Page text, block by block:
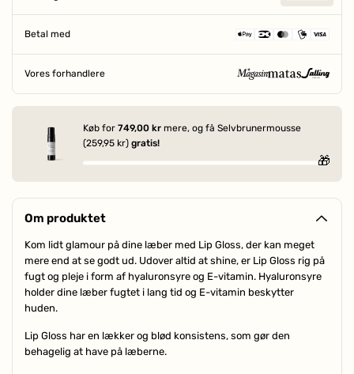
Om produktet
Kom lidt glamour på dine læber med Lip Gloss, der kan meget
mere end at se godt ud. Udover altid at shine, er Lip Gloss rig på
fugt og pleje i form af hyaluronsyre og E-vitamin. Hyaluronsyre
holder dine læber fugtet i lang tid og E-vitamin beskytter
huden.
Lip Gloss har en lækker og blød konsistens, som gør den
behagelig at have på læberne.
Betal med
Vores forhandlere SIDEN 1906
Køb for 749,00 kr mere, og få Selvbrunermousse
(259,95 kr) gratis!
🎁